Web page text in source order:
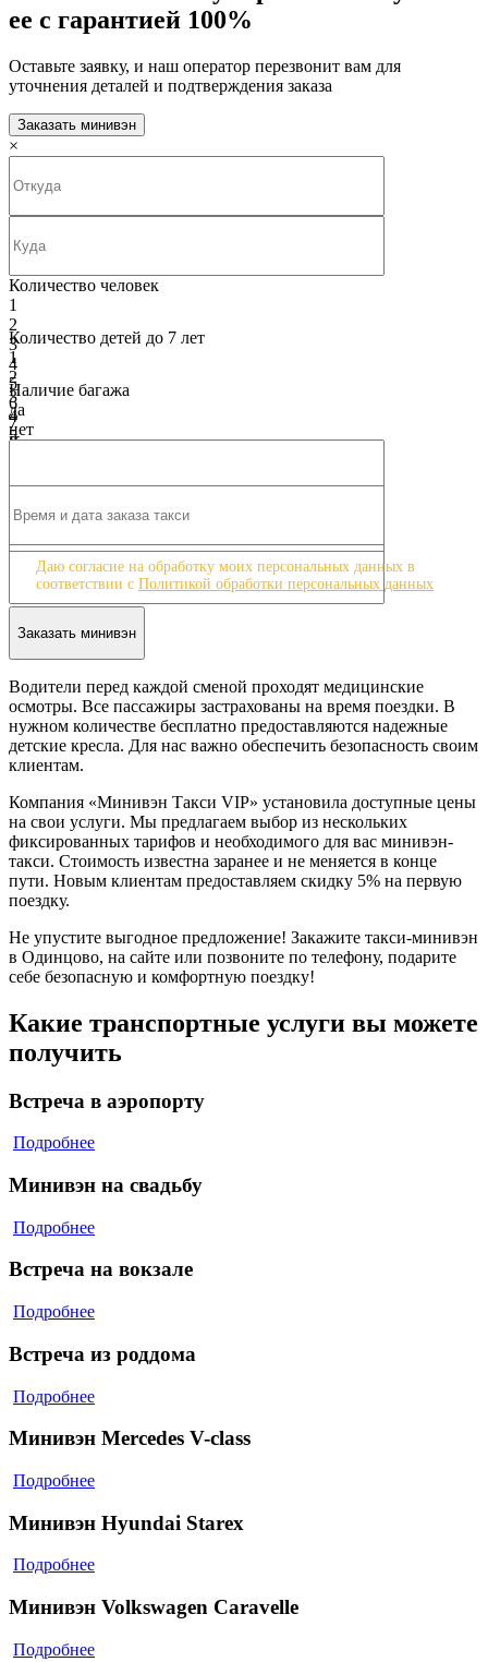
ее с гарантией 100%
Оставьте заявку, и наш оператор перезвонит вам для
уточнения деталей и подтверждения заказа
Заказать минивэн
×
Количество человек
1
2
3
4
5
6
7
8
10
Количество детей до 7 лет
1
2
3
4
5
9
Наличие багажа
да
нет
Класс машины
Бизнес - класс Mercedes V-class
Даю согласие на обработку моих персональных данных в
соответствии с Политикой обработки персональных данных
Водители перед каждой сменой проходят медицинские
осмотры. Все пассажиры застрахованы на время поездки. В
нужном количестве бесплатно предоставляются надежные
детские кресла. Для нас важно обеспечить безопасность своим
клиентам.
Компания «Минивэн Такси VIP» установила доступные цены
на свои услуги. Мы предлагаем выбор из нескольких
фиксированных тарифов и необходимого для вас минивэн-
такси. Стоимость известна заранее и не меняется в конце
пути. Новым клиентам предоставляем скидку 5% на первую
поездку.
Не упустите выгодное предложение! Закажите такси-минивэн
в Одинцово, на сайте или позвоните по телефону, подарите
себе безопасную и комфортную поездку!
Какие транспортные услуги вы можете
получить
Встреча в аэропорту
Подробнее
Минивэн на свадьбу
Подробнее
Встреча на вокзале
Подробнее
Встреча из роддома
Подробнее
Минивэн Mercedes V-class
Подробнее
Минивэн Hyundai Starex
Подробнее
Минивэн Volkswagen Caravelle
Подробнее